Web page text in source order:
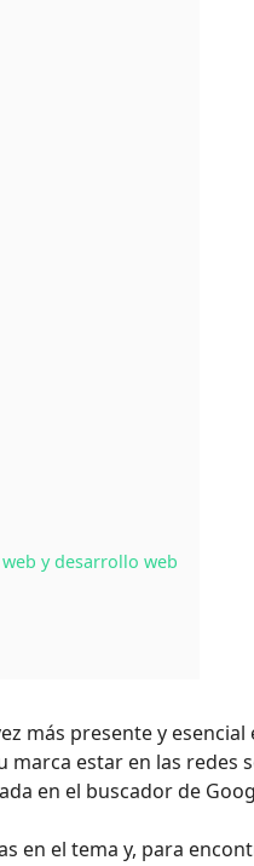
y desarrollo web
más presente y
marca estar en las redes
en el buscador de
en el tema y, para